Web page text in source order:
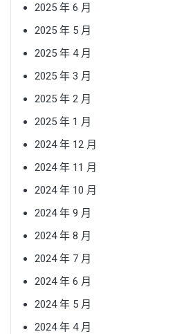
2025 年 6 月
2025 年 5 月
2025 年 4 月
2025 年 3 月
2025 年 2 月
2025 年 1 月
2024 年 12 月
2024 年 11 月
2024 年 10 月
2024 年 9 月
2024 年 8 月
2024 年 7 月
2024 年 6 月
2024 年 5 月
2024 年 4 月